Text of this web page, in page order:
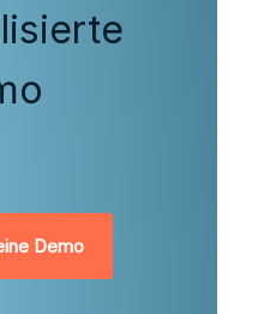
Demo